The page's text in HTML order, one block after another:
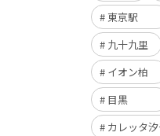
東京駅
九十九里
イオン柏
目黒
カレッタ